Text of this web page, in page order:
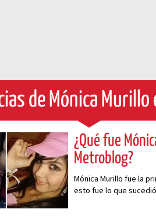
de Mónica Murillo
¿Qué fue
Metroblog?
Mónica Murillo fue la
esto fue lo que